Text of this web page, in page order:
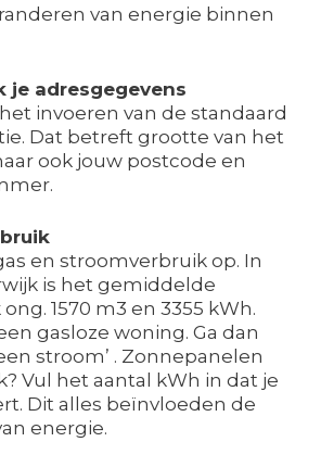
van energie binnen
je adresgegevens
het invoeren van de standaard
Dat betreft grootte van het
ook jouw postcode en
en stroomverbruik op. In
is het gemiddelde
1570 m3 en 3355 kWh.
gasloze woning. Ga dan
stroom’ . Zonnepanelen
Vul het aantal kWh in dat je
Dit alles beïnvloeden de
energie.